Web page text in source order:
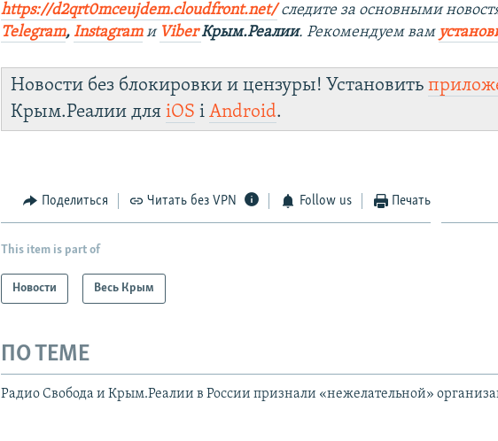
https://d2qrt0mceujdem.cloudfront.net/ следите за основными
Telegram,Instagramи Viber Крым.Реалии. Рекомендуем вам
Новости без блокировки и цензуры! Установить
Крым.Реалии дляiOS іAndroid.
Поделиться Читать без VPN Follow us Печать
This item is part of
Новости Весь Крым
ПО ТЕМЕ
Радио Свобода и Крым.Реалии в России признали «нежелательной»